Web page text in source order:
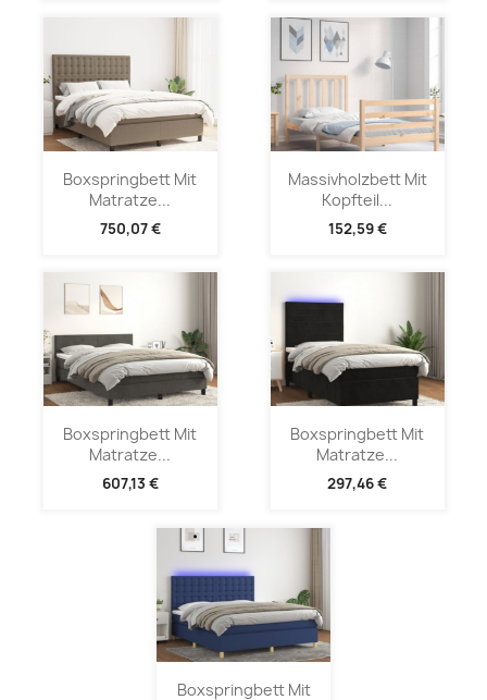
Boxspringbett Mit
Matratze...
750,07 €
Massivholzbett Mit
Kopfteil...
152,59 €
Boxspringbett Mit
Matratze...
607,13 €
Boxspringbett Mit
Matratze...
297,46 €
Boxspringbett Mit